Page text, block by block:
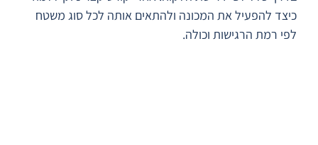
כיצד להפעיל את המכונה ולהתאים אותה לכל סוג משטח
לפי רמת הרגישות וכולה.